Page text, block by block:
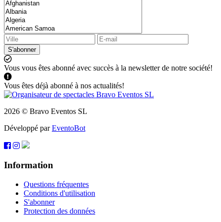
S'abonner
Vous vous êtes abonné avec succès à la newsletter de notre société!
Vous êtes déjà abonné à nos actualités!
2026 © Bravo Eventos SL
Développé parEventoBot
Information
Questions fréquentes
Conditions d'utilisation
S'abonner
Protection des données